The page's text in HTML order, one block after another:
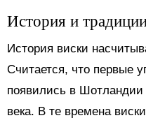
История и
История виски
Считается, что первые
появились в
века. В те времена